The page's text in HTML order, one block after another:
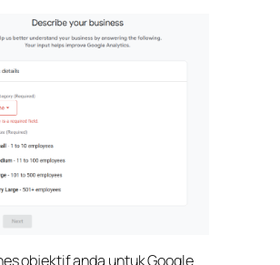
objektif anda untuk Google